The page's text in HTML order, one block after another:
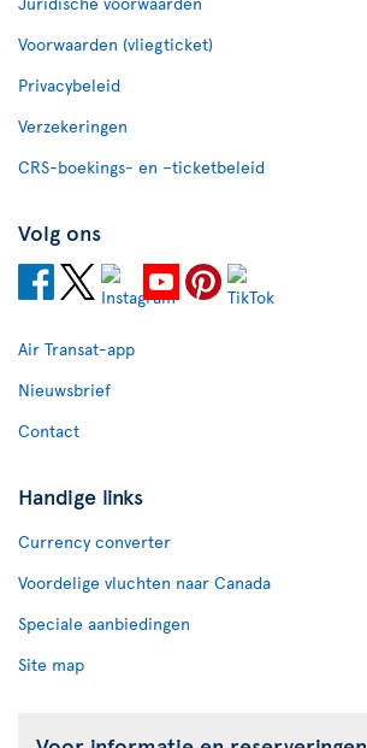
Voorwaarden (vliegticket)
Privacybeleid
Verzekeringen
CRS-boekings- en –ticketbeleid
Volg ons
Air Transat-app
Nieuwsbrief
Contact
Handige links
Currency converter
Voordelige vluchten naar Canada
Speciale aanbiedingen
Site map